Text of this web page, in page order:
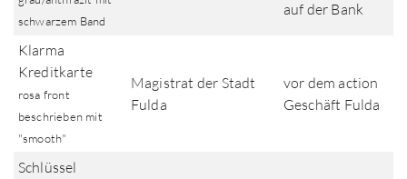
schwarzem Band
auf der Bank
Klarma
Kreditkarte
rosa front
beschrieben mit
"smooth"
Magistrat der Stadt
Fulda
vor dem action
Geschäft Fulda
Schlüssel